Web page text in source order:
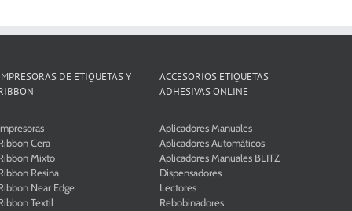
DE ETIQUETAS Y
Cera
Mixto
Resina
Near Edge
Textil
ACCESORIOS ETIQUETAS
ADHESIVAS ONLINE
Aplicadores Manuales
Aplicadores Automáticos
Aplicadores Manuales BLITZ
Dispensadores
Lectores
Rebobinadores